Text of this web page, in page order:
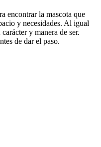
encontrar la mascota que
y necesidades. Al igual
y manera de ser.
de dar el paso.